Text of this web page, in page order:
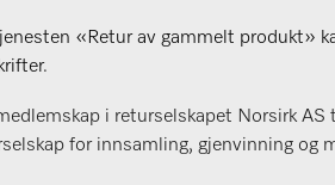
«Retur av gammelt produkt»
i returselskapet Norsirk
for innsamling, gjenvinning og